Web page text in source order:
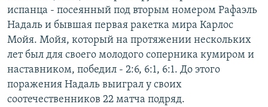
поискуСЕВЕР.РЕАЛИИ
СИБИРЬ.РЕАЛИИ
РАСПИСАНИЕ ВЕЩАНИЯ
ПОДПИШИТЕСЬ НА РАССЫЛКУ
СОЦИАЛЬНЫЕ СЕТИ
испанца - посеянный под вторым номером Рафаэль
Надаль и бывшая первая ракетка мира Карлос
Мойя. Мойя, который на протяжении нескольких
лет был для своего молодого соперника кумиром и
наставником, победил - 2:6, 6:1, 6:1. До этого
поражения Надаль выиграл у своих
соотечественников 22 матча подряд.